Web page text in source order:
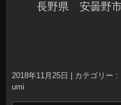
長野県 安曇野
2018年11月25日 カテゴリー :
umi